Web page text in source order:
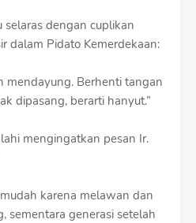
dengan cuplikan
dalam Pidato Kemerdekaan:
mendayung. Berhenti tangan
dipasang, berarti hanyut.”
mengingatkan pesan Ir.
karena melawan dan
sementara generasi setelah